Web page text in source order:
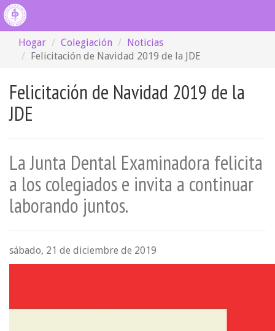
Hogar Colegiación
Noticias
Felicitación de Navidad 2019 de la JDE
Felicitación de Navidad 2019 de la
JDE
La Junta Dental Examinadora felicita
a los colegiados e invita a continuar
laborando juntos.
sábado, 21 de diciembre de 2019